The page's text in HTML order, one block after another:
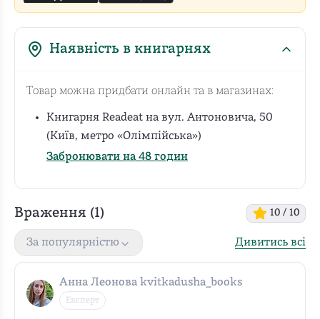
Наявність в книгарнях
Товар можна придбати онлайн та в магазинах:
Книгарня Readeat на вул. Антоновича, 50
(Київ, метро «Олімпійська»)
Забронювати на 48 годин
Враження (1) 10 / 10
За популярністю Дивитись всі
Анна Леонова kvitkadusha_books
Експерт